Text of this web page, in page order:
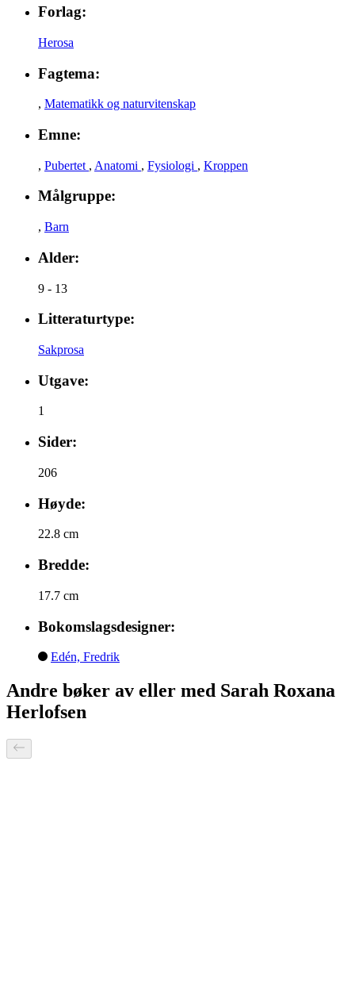
Forlag:
Herosa
Fagtema:
, Matematikk og naturvitenskap
Emne:
, Pubertet , Anatomi , Fysiologi , Kroppen
Målgruppe:
, Barn
Alder:
9 - 13
Litteraturtype:
Sakprosa
Utgave:
1
Sider:
206
Høyde:
22.8 cm
Bredde:
17.7 cm
Bokomslagsdesigner:
Edén, Fredrik
Andre bøker av eller med Sarah Roxana
Herlofsen